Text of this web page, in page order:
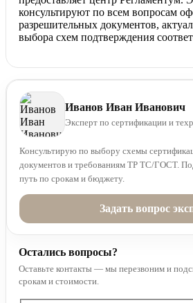
консультируют по всем вопросам
разрешительных документов,
выбора схем подтверждения
Иванов Иван Иванович
Эксперт по сертификации и
Консультирую по выбору схемы
документов и требованиям ТР ТС/ГОСТ.
путь по срокам и бюджету.
Задать вопрос
Остались вопросы?
Оставьте контакты — мы перезвоним и
срокам и стоимости.